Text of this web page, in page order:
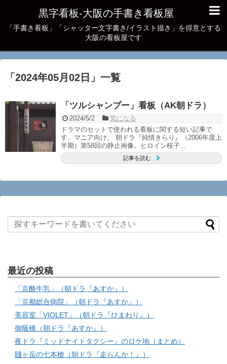
黒字看板‐大阪の手書き看板屋
「手書き看板」「シャッター文字書き/イラスト描き」を得意とする
大阪の看板屋です
「 2024年05月02日 」 一覧
「ツルシャンプー」看板（AK朝ドラ）
2024/5/2
気になる
ドラマのセットで使われる看板に関する短い記事で
す。マニア向け。 朝ドラ『純情きらり』（2006年度上
半期）第58回の静止画像。ヒロイン桜子...
記事を読む
最近の投稿
「京酪牛乳」（朝ドラ『あすか』）
「京都総合病院」（朝ドラ『あすか』）
美容室「VIOLET」（朝ドラ『ひまわり』）
御蔭橋（朝ドラ『あすか』）
夜ドラ『ミッドナイトタクシー』のロケ地（まとめ）
賤ヶ岳の七本槍（朝ドラ『走らんか！』）